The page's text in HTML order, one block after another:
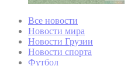
Все новости
Новости мира
Новости Грузии
Новости спорта
Футбол